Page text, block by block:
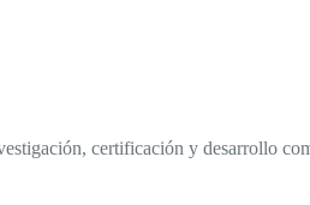
certificación y desarrollo